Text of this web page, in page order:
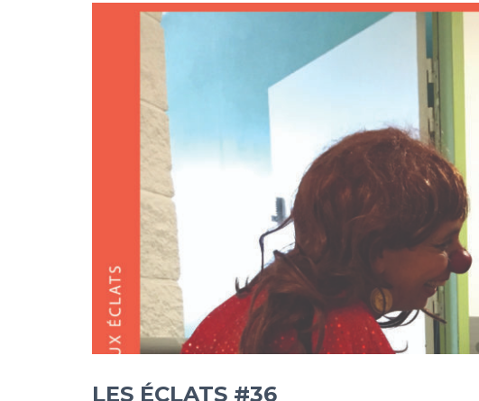
LES ÉCLATS #36